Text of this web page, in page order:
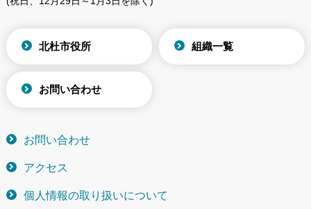
北杜市役所 組織一覧
お問い合わせ
お問い合わせ
アクセス
個人情報の取り扱いについて